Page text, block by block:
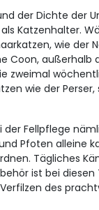
der Dichte der
Katzenhalter.
wie der
Coon, außerhalb
zweimal
wie der
der Fellpflege
Pfoten alleine
Tägliches
ist bei diesen
des